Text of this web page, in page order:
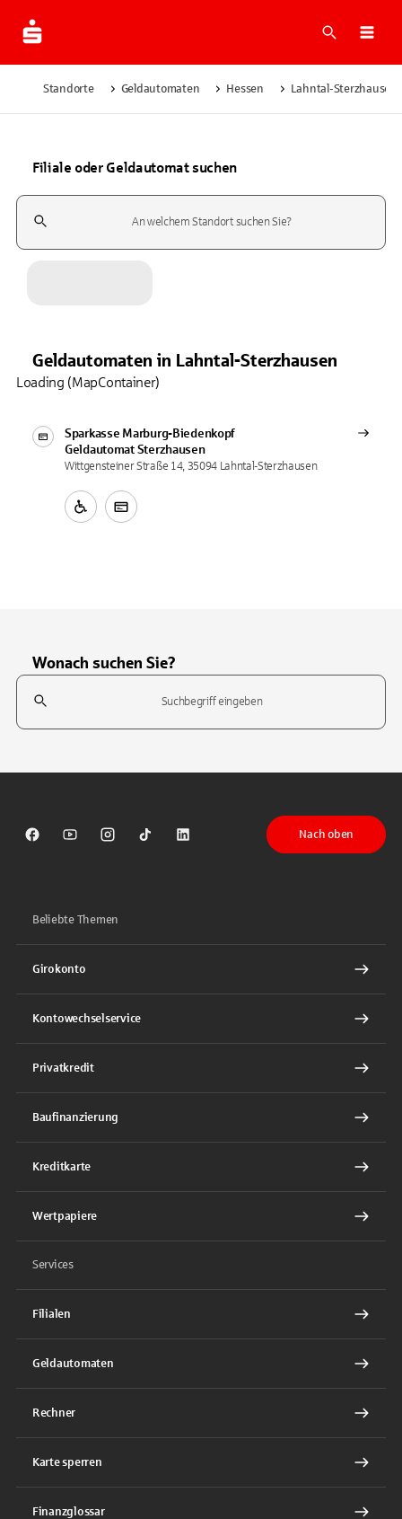
Suche
Standorte Geldautomaten Hessen Lahntal-Sterzhausen
Filiale oder Geldautomat suchen
Suchfeld
Geldautomaten in Lahntal-Sterzhausen
Sparkasse Marburg-Biedenkopf
Geldautomat Sterzhausen
Wittgensteiner Straße 14, 35094 Lahntal-Sterzhausen
Loading (MapContainer)
Wonach suchen Sie?
Suchfeld
Sparkasse auf Facebook
Sparkasse auf Youtube
Sparkasse auf Instagram
Sparkasse auf TikTok
Sparkasse auf LinkedIn
Nach oben
Beliebte Themen
Girokonto
Kontowechselservice
Privatkredit
Baufinanzierung
Kreditkarte
Wertpapiere
Services
Filialen
Geldautomaten
Rechner
Karte sperren
Finanzglossar